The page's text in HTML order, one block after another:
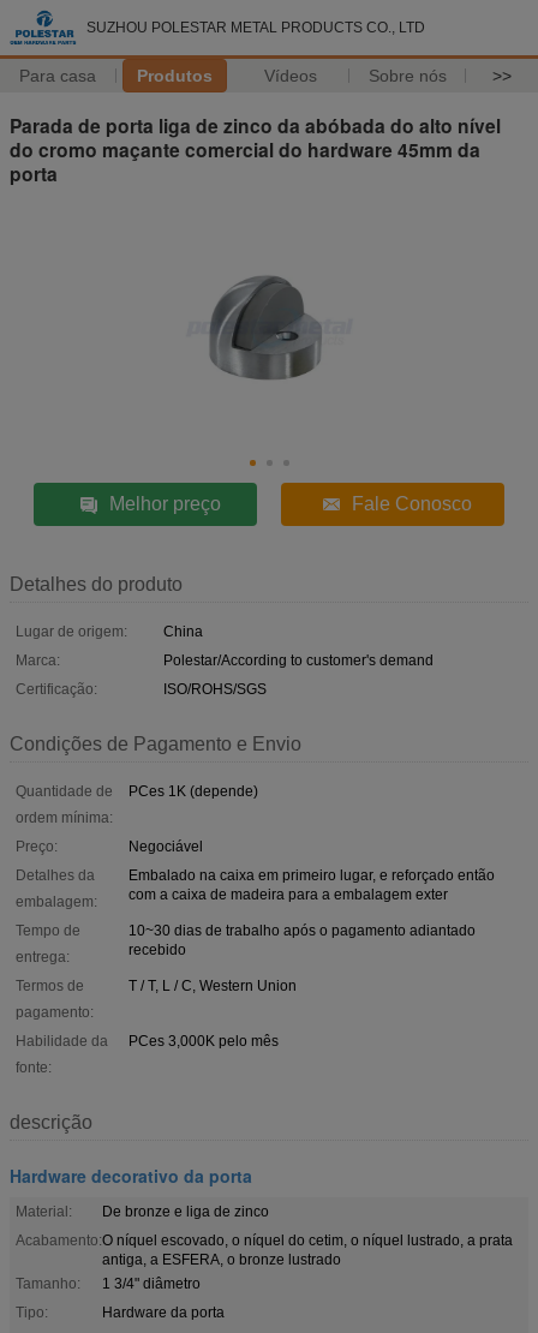
SUZHOU POLESTAR METAL PRODUCTS CO., LTD
Para casa Produtos Vídeos Sobre nós >>
Parada de porta liga de zinco da abóbada do alto nível
do cromo maçante comercial do hardware 45mm da
porta
Melhor preço Fale Conosco
Detalhes do produto
Lugar de origem:
China
Marca:
Polestar/According to customer's demand
Certificação:
ISO/ROHS/SGS
Condições de Pagamento e Envio
Quantidade de
ordem mínima:
PCes 1K (depende)
Preço:
Negociável
Detalhes da
embalagem:
Embalado na caixa em primeiro lugar, e reforçado então
com a caixa de madeira para a embalagem exter
Tempo de
entrega:
10~30 dias de trabalho após o pagamento adiantado
recebido
Termos de
pagamento:
T / T, L / C, Western Union
Habilidade da
fonte:
PCes 3,000K pelo mês
descrição
Hardware decorativo da porta
Material:
De bronze e liga de zinco
Acabamento:O níquel escovado, o níquel do cetim, o níquel lustrado, a prata
antiga, a ESFERA, o bronze lustrado
Tamanho:
1 3/4" diâmetro
Tipo:
Hardware da porta